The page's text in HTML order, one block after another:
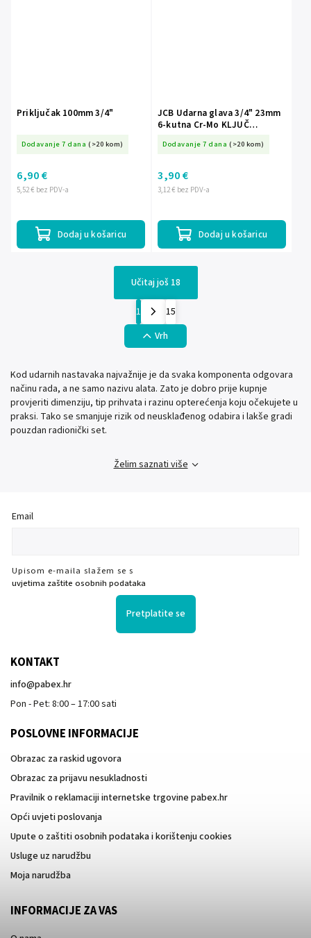
Priključak 100mm 3/4"
Dodavanje 7 dana (>20 kom)
5,52 € bez PDV-a
6,90 €
Dodaj u košaricu
JCB Udarna glava 3/4" 23mm
6-kutna Cr-Mo KLJUČ
Dodavanje 7 dana (>20 kom)
3,12 € bez PDV-a
3,90 €
Dodaj u košaricu
Učitaj još 18
1
15
Vrh
Kod udarnih nastavaka najvažnije je da svaka komponenta odgovara
načinu rada, a ne samo nazivu alata. Zato je dobro prije kupnje
provjeriti dimenziju, tip prihvata i razinu opterećenja koju očekujete u
praksi. Tako se smanjuje rizik od neusklađenog odabira i lakše gradi
pouzdan radionički set.
Želim saznati više
Email
Upisom e-maila slažem se s
uvjetima zaštite osobnih podataka
Pretplatite se
KONTAKT
info@pabex.hr
Pon - Pet: 8:00 – 17:00 sati
POSLOVNE INFORMACIJE
Obrazac za raskid ugovora
Obrazac za prijavu nesukladnosti
Pravilnik o reklamaciji internetske trgovine pabex.hr
Opći uvjeti poslovanja
Upute o zaštiti osobnih podataka i korištenju cookies
Usluge uz narudžbu
Moja narudžba
INFORMACIJE ZA VAS